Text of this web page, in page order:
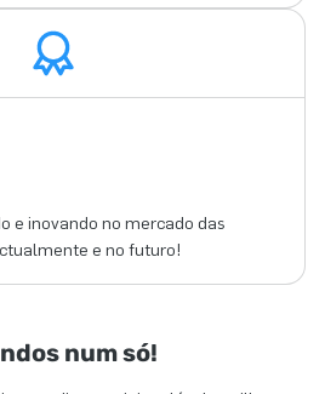
e inovando no mercado das
e no futuro!
num só!